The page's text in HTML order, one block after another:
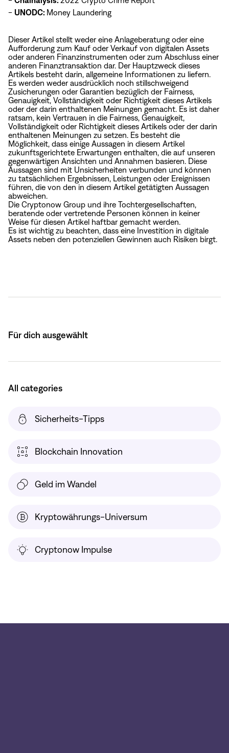
- UNODC: Money Laundering
Dieser Artikel stellt weder eine Anlageberatung oder eine
Aufforderung zum Kauf oder Verkauf von digitalen Assets
oder anderen Finanzinstrumenten oder zum Abschluss einer
anderen Finanztransaktion dar. Der Hauptzweck dieses
Artikels besteht darin, allgemeine Informationen zu liefern.
Es werden weder ausdrücklich noch stillschweigend
Zusicherungen oder Garantien bezüglich der Fairness,
Genauigkeit, Vollständigkeit oder Richtigkeit dieses Artikels
oder der darin enthaltenen Meinungen gemacht. Es ist daher
ratsam, kein Vertrauen in die Fairness, Genauigkeit,
Vollständigkeit oder Richtigkeit dieses Artikels oder der darin
enthaltenen Meinungen zu setzen. Es besteht die
Möglichkeit, dass einige Aussagen in diesem Artikel
zukunftsgerichtete Erwartungen enthalten, die auf unseren
gegenwärtigen Ansichten und Annahmen basieren. Diese
Aussagen sind mit Unsicherheiten verbunden und können
zu tatsächlichen Ergebnissen, Leistungen oder Ereignissen
führen, die von den in diesem Artikel getätigten Aussagen
abweichen.
Die Cryptonow Group und ihre Tochtergesellschaften,
beratende oder vertretende Personen können in keiner
Weise für diesen Artikel haftbar gemacht werden.
Es ist wichtig zu beachten, dass eine Investition in digitale
Assets neben den potenziellen Gewinnen auch Risiken birgt.
Für dich ausgewählt
All categories
Sicherheits-Tipps
Blockchain Innovation
Geld im Wandel
Kryptowährungs-Universum
Cryptonow Impulse